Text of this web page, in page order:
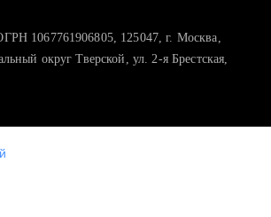
1067761906805, 125047, г. Москва,
округ Тверской, ул. 2-я Брестская,